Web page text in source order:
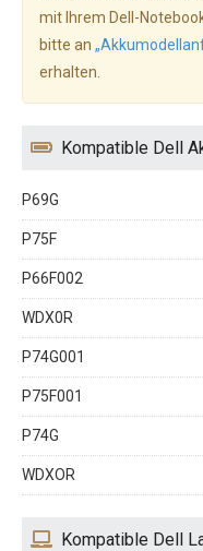
mit Ihrem Dell-
bitte an
erhalten.
Kompatible Dell
P69G
P75F
P66F002
WDX0R
P74G001
P75F001
P74G
WDXOR
Kompatible Dell